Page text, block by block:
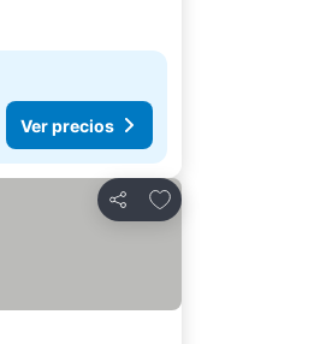
Ver precios
Compartir
Agregar a favoritos